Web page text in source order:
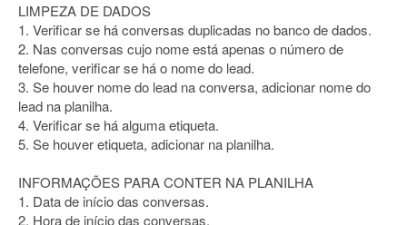
LIMPEZA DE DADOS
1. Verificar se há conversas duplicadas no banco de dados.
2. Nas conversas cujo nome está apenas o número de
telefone, verificar se há o nome do lead.
3. Se houver nome do lead na conversa, adicionar nome do
lead na planilha.
4. Verificar se há alguma etiqueta.
5. Se houver etiqueta, adicionar na planilha.
INFORMAÇÕES PARA CONTER NA PLANILHA
1. Data de início das conversas.
2. Hora de início das conversas.